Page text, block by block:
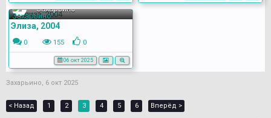
Захарьино
Элиза, 2004
0 155 0
06 окт 2025
Захарьино, 6 окт 2025
< Назад 1 2 3 4 5 6 Вперёд >